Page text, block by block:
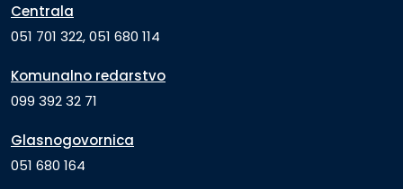
Centrala
051 701 322, 051 680 114
Komunalno redarstvo
099 392 32 71
Glasnogovornica
051 680 164